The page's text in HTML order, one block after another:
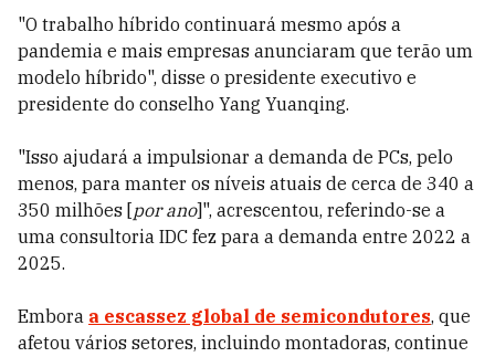
"O trabalho híbrido continuará mesmo após a
pandemia e mais empresas anunciaram que terão um
modelo híbrido", disse o presidente executivo e
presidente do conselho Yang Yuanqing.
"Isso ajudará a impulsionar a demanda de PCs, pelo
menos, para manter os níveis atuais de cerca de 340 a
350 milhões [por ano]", acrescentou, referindo-se a
uma consultoria IDC fez para a demanda entre 2022 a
2025.
Embora a escassez global de semicondutores, que
afetou vários setores, incluindo montadoras, continue